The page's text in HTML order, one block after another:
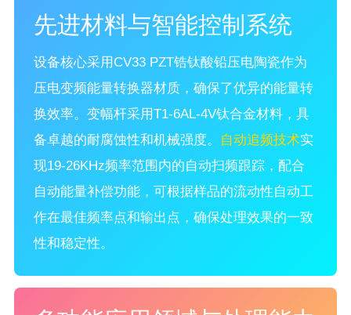
先进材料与智能控制系统
设备核心采用CV33 PZT锆钛酸铅压电陶瓷作为
压电变频能量转换器材质，确保了优异的能量转
换效率。变幅杆采用T1-6AL-4V钛合金材料，具
备卓越的耐腐蚀性和机械强度。
自动追频技术实
现19-26KHz频率范围内的自动扫频跟踪，配合
自动能量补偿功能，可根据样品的流动性自动工
作在最佳频率点和输出点，确保处理效果的一致
性和稳定性。